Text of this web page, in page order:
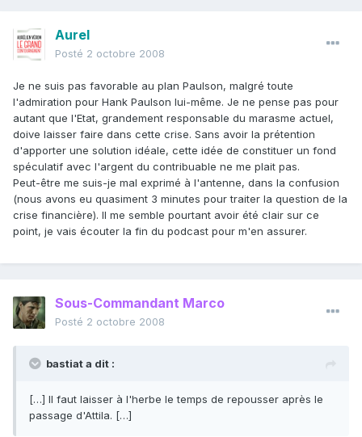
Aurel
Posté 2 octobre 2008
Je ne suis pas favorable au plan Paulson, malgré toute
l'admiration pour Hank Paulson lui-même. Je ne pense pas pour
autant que l'Etat, grandement responsable du marasme actuel,
doive laisser faire dans cette crise. Sans avoir la prétention
d'apporter une solution idéale, cette idée de constituer un fond
spéculatif avec l'argent du contribuable ne me plait pas.
Peut-être me suis-je mal exprimé à l'antenne, dans la confusion
(nous avons eu quasiment 3 minutes pour traiter la question de la
crise financière). Il me semble pourtant avoir été clair sur ce
point, je vais écouter la fin du podcast pour m'en assurer.
Sous-Commandant Marco
Posté 2 octobre 2008
bastiat a dit :
[…] Il faut laisser à l'herbe le temps de repousser après le
passage d'Attila. […]